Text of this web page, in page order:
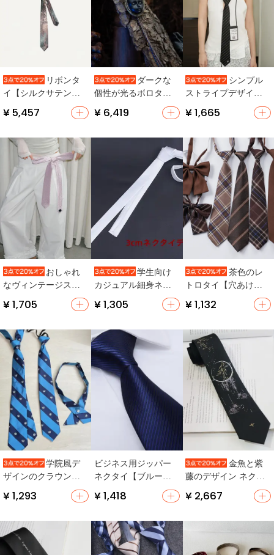
リボンタ
イ【シルクサテン・
レオパード柄・スト
ライプデザイン】
¥ 5,457
ダークな
個性が光るボロタイ
ロ・ゴシックスタイ
¥ 6,419
シンプル
ストライプデザイン
のネクタイ【おしゃ
れなアカデミックス
き・穴あけ不要】
¥ 1,665
おしゃれ
なヴィンテージスタ
【手作り・アメリカ
¥ 1,705
学生向け
カジュアル細身ネク
タイ【ブラック・ホ
ワイト・シルバー】
¥ 1,305
茶色のレ
トロタイ【穴あけ不
要・チェックストラ
イプ・カジュアル・
¥ 1,132
学院風デ
ザインのクラウンリ
ボンタイ【韓国スタ
イル・学生用・青
¥ 1,293
ビジネス用ジッパー
ネクタイ【ブルー・
細いストライプデザ
イン】
¥ 1,418
金魚と紫
藤のデザイン ネクタ
イ【ブラック・古風
な創意】
¥ 2,667